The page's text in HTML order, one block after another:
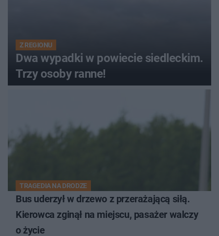
Z REGIONU
Dwa wypadki w powiecie siedleckim.
Trzy osoby ranne!
TRAGEDIA NA DRODZE
Bus uderzył w drzewo z przerażającą siłą.
Kierowca zginął na miejscu, pasażer walczy
o życie